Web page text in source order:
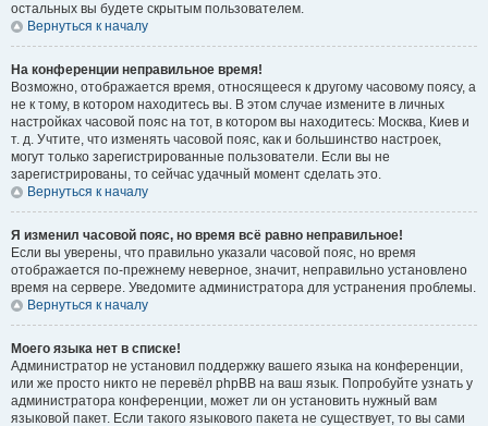
остальных вы будете скрытым пользователем.
Вернуться к началу
На конференции неправильное время!
Возможно, отображается время, относящееся к другому часовому поясу, а
не к тому, в котором находитесь вы. В этом случае измените в личных
настройках часовой пояс на тот, в котором вы находитесь: Москва, Киев и
т. д. Учтите, что изменять часовой пояс, как и большинство настроек,
могут только зарегистрированные пользователи. Если вы не
зарегистрированы, то сейчас удачный момент сделать это.
Вернуться к началу
Я изменил часовой пояс, но время всё равно неправильное!
Если вы уверены, что правильно указали часовой пояс, но время
отображается по-прежнему неверное, значит, неправильно установлено
время на сервере. Уведомите администратора для устранения проблемы.
Вернуться к началу
Моего языка нет в списке!
Администратор не установил поддержку вашего языка на конференции,
или же просто никто не перевёл phpBB на ваш язык. Попробуйте узнать у
администратора конференции, может ли он установить нужный вам
языковой пакет. Если такого языкового пакета не существует, то вы сами